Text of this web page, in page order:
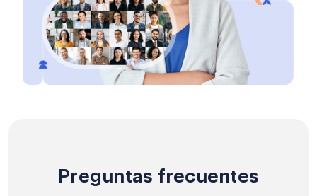
Preguntas frecuentes